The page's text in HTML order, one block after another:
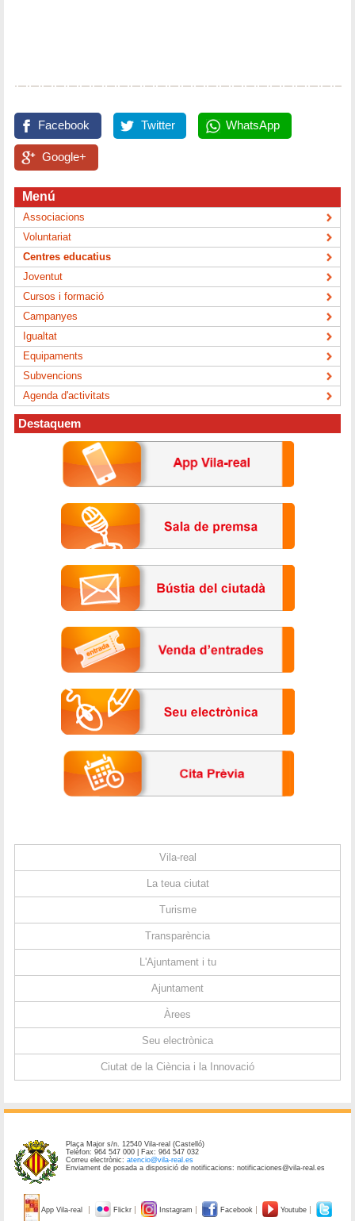
Facebook Twitter WhatsApp
Google+
Menú
Associacions
Voluntariat
Centres educatius
Joventut
Cursos i formació
Campanyes
Igualtat
Equipaments
Subvencions
Agenda d'activitats
Destaquem
Vila-real
La teua ciutat
Turisme
Transparència
L'Ajuntament i tu
Ajuntament
Àrees
Seu electrònica
Ciutat de la Ciència i la Innovació
Plaça Major s/n. 12540 Vila-real (Castelló)
Telèfon: 964 547 000 | Fax: 964 547 032
Correu electrònic:atencio@vila-real.es
Enviament de posada a disposició de notificacions: notificaciones@vila-real.es
App Vila-real Flickr Instagram Facebook Youtube